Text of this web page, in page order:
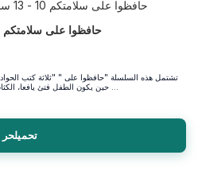
حافظوا على سلامتكم 10 - 13 سنة : الإسعافات الأوّلية
تشتمل هذه السلسلة "حافظوا على " "ثلاثة كتب
تحميلحر